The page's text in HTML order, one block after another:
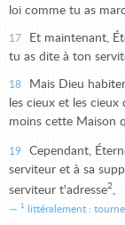
loi comme tu as
17
Et maintenant,
tu as dite à ton
18
Mais Dieu
les cieux et les
moins cette Maison
19 Cependant,
serviteur et à sa
serviteur t'adresse2
1 littéralement :